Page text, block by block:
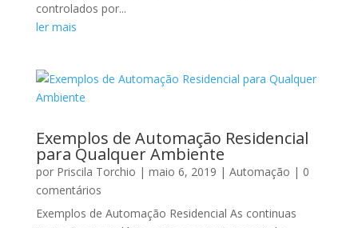
controlados por...
ler mais
Exemplos de Automação Residencial
para Qualquer Ambiente
por Priscila Torchio | maio 6, 2019 | Automação | 0
comentários
Exemplos de Automação Residencial As continuas